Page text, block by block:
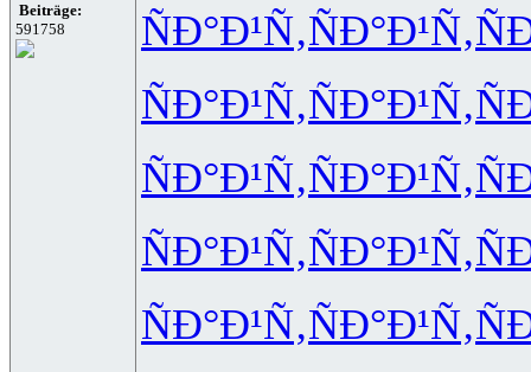
Beiträge:
591758
ÑÐ°Ð¹Ñ‚ÑÐ°Ð¹Ñ‚
ÑÐ°Ð¹Ñ‚ÑÐ°Ð¹Ñ‚
ÑÐ°Ð¹Ñ‚ÑÐ°Ð¹Ñ‚
ÑÐ°Ð¹Ñ‚ÑÐ°Ð¹Ñ‚
ÑÐ°Ð¹Ñ‚ÑÐ°Ð¹Ñ‚